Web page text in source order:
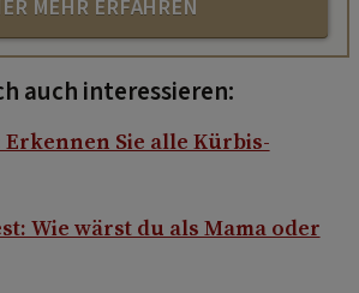
MEHR ERFAHREN
auch interessieren:
Sie alle Kürbis-
Wie wärst du als Mama oder